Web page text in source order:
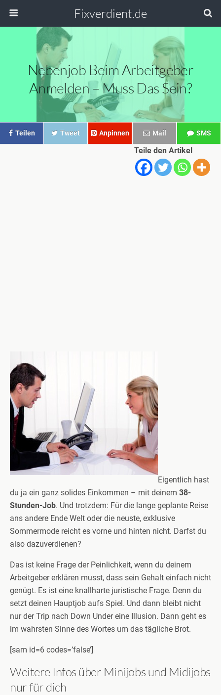
Fixverdient.de
Nebenjob Beim Arbeitgeber
Anmelden – Muss Das Sein?
Teilen Tweet Anpinnen Mail SMS
Teile den Artikel
Eigentlich hast
du ja ein ganz solides Einkommen – mit deinem 38-
Stunden-Job. Und trotzdem: Für die lange geplante Reise
ans andere Ende Welt oder die neuste, exklusive
Sommermode reicht es vorne und hinten nicht. Darfst du
also dazuverdienen?
Das ist keine Frage der Peinlichkeit, wenn du deinem
Arbeitgeber erklären musst, dass sein Gehalt einfach nicht
genügt. Es ist eine knallharte juristische Frage. Denn du
setzt deinen Hauptjob aufs Spiel. Und dann bleibt nicht
nur der Trip nach Down Under eine Illusion. Dann geht es
im wahrsten Sinne des Wortes um das tägliche Brot.
[sam id=6 codes=’false’]
Weitere Infos über Minijobs und Midijobs
nur für dich